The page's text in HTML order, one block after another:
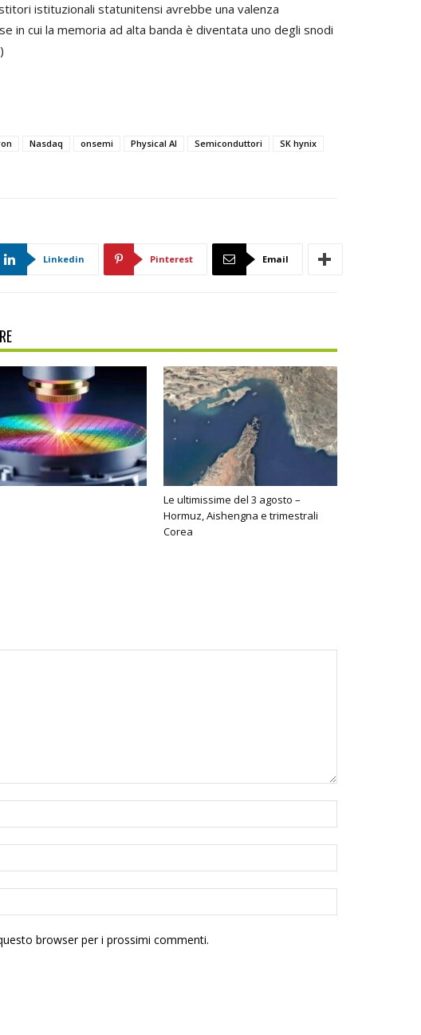
istituzionali statunitensi avrebbe una valenza
in cui la memoria ad alta banda è diventata uno degli snodi
)
Nasdaq onsemi Physical AI Semiconduttori
SK hynix
Linkedin Pinterest Email
Le ultimissime del 3 agosto –
Hormuz, Aishengna e trimestrali
Corea
browser per i prossimi commenti.